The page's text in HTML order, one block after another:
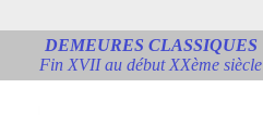
DEMEURES CLASSIQUES
Fin XVII au début XXème siècle